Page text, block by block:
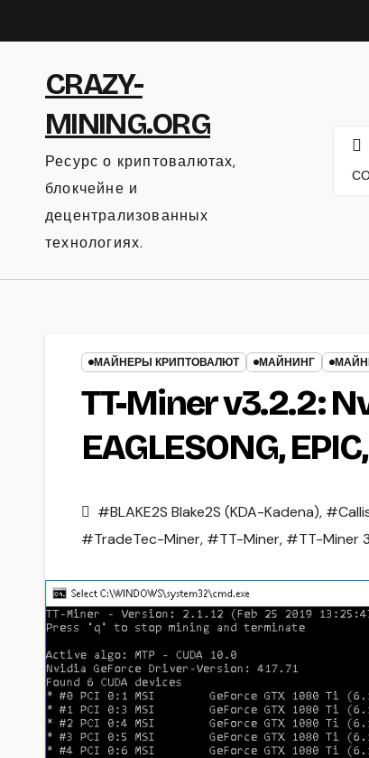
к
CRAZY-
MINING.ORG
Ресурс о криптовалютах,
блокчейне и
децентрализованных
технологиях.
МАЙНЕРЫ КРИПТОВАЛЮТ МАЙНИНГ
TT-Miner v3.2.2:
EAGLESONG,
#BLAKE2S Blake2S (KDA-Kadena),
#TradeTec-Miner, #TT-Miner, #TT-Miner